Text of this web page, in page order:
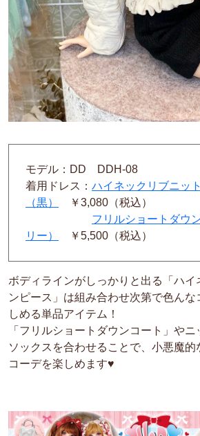
モデル：DD DDH-08
着用ドレス： ハイネックリブニッ
（黒）
￥3,080（税込）
フリルショートダウ
リー）
￥5,500（税込）
ボディラインがしっかりと出る「ハイ
ンピース」は組み合わせ次第で色ん
しめる単品アイテム！
「フリルショートダウンコート」や
ソックスを合わせることで、小悪魔
コーデを楽しめます♥